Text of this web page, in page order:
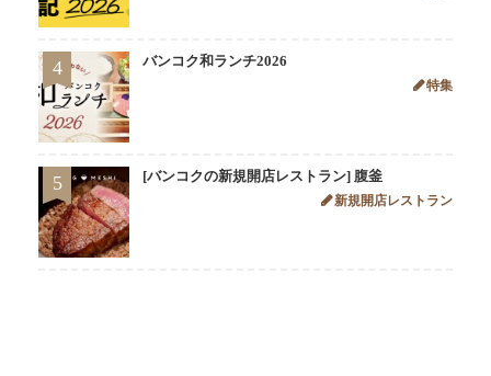
4 バンコク和ランチ2026
特集
5 [バンコクの新規開店レストラン] 腹釜
新規開店レストラン